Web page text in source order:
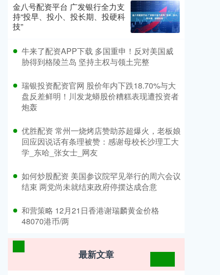
金八号配资平台 广发银行全力支
持“投早、投小、投长期、投硬科
技”
​牛来了配资APP下载 多国重申！反对美国威
胁得到格陵兰岛 坚持主权与领土完整
​瑞银投资配资官网 股价年内下跌18.70%与大
盘反差鲜明！川发龙蟒股价糟糕表现遭投资者
炮轰
​优胜配资 常州一烧烤店赞助苏超爆火，老板娘
回应因说话有条理被赞：感谢母校长沙理工大
学_东哈_张女士_网友
​如何炒股配资 美国参议院罕见举行的周六会议
结束 两党尚未就结束政府停摆达成合意
​和营策略 12月21日香港谢瑞麟黄金价格
48070港币/两
最新文章